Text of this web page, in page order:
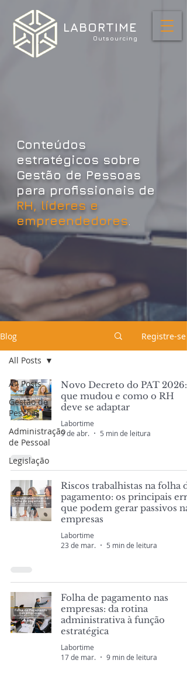
LABORTIME
Outsourcing
Conteúdos
estratégicos sobre
Gestão de Pessoas
para profissionais de
RH, líderes e
empreendedores.
Blog Registre-se
All Posts
Gestão de
Pessoas
Administração
de Pessoal
Legislação
All Posts
Novo Decreto do PAT 2026:
que mudou e como o RH
deve se adaptar
Labortime
9 de abr.
5 min de leitura
Riscos trabalhistas na folha
pagamento: os principais
que podem gerar passivos
empresas
Labortime
23 de mar.
5 min de leitura
Folha de pagamento nas
empresas: da rotina
administrativa à função
estratégica
Labortime
17 de mar.
9 min de leitura